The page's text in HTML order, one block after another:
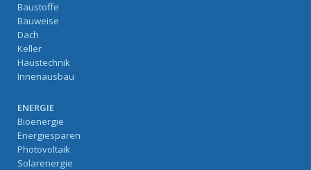
Baustoffe
Bauweise
Dach
Keller
Haustechnik
Innenausbau
ENERGIE
Bioenergie
Energiesparen
Photovoltaik
Solarenergie